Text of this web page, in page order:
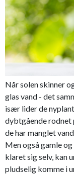
Når solen skinner
glas vand - det
især lider de
dybtgående rodnet
de har manglet
Men også gamle
klaret sig selv, kan
pludselig komme i